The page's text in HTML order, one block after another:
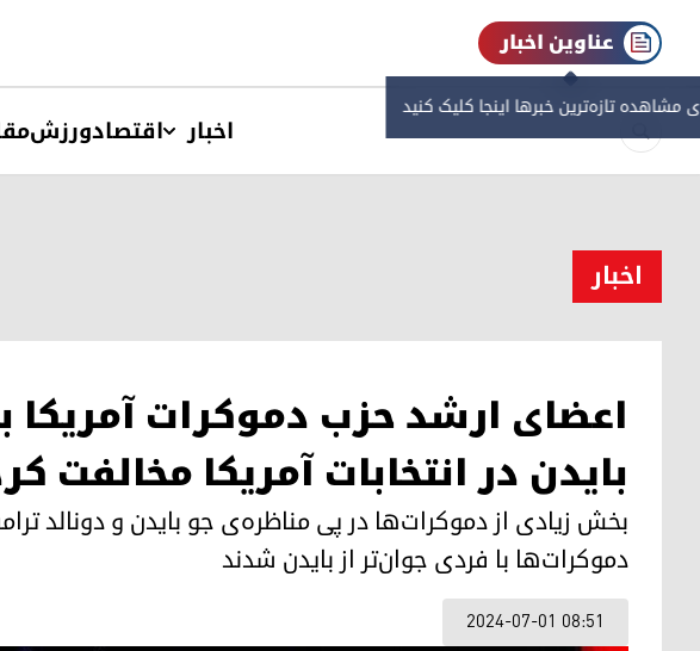
عناوین اخبار
مشاهده‌ تازه‌ترین خبرها اینجا کلیک کنید
اخبار اقتصادورزش
اخبار
اعضای ارشد حزب دموکرات آمریکا
بایدن در انتخابات آمریکا مخالفت
بخش زیادی از دموکرات‌ها در پی مناظره‌ی جو بایدن و دونالد
دموکرات‌ها با فردی جوان‌تر از بایدن شدند
2024-07-01 08:51